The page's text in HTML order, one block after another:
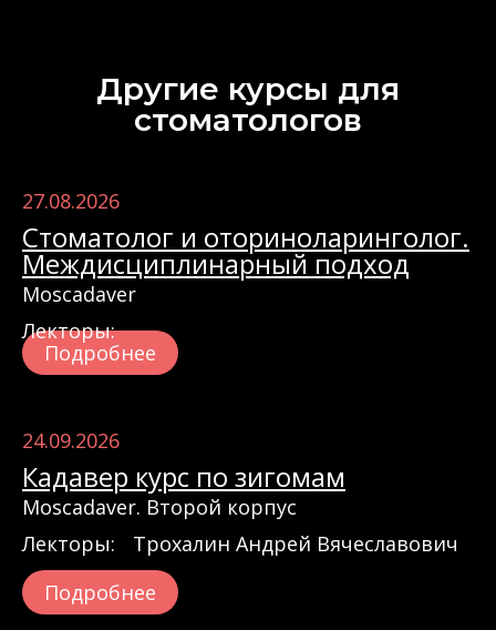
Другие курсы для
стоматологов‎
27.08.2026
Стоматолог и оториноларинголог.
Междисциплинарный подход
Moscadaver
Лекторы:
Подробнее
24.09.2026
Кадавер курс по зигомам
Moscadaver. Второй корпус
Лекторы:
Трохалин Андрей Вячеславович
Подробнее